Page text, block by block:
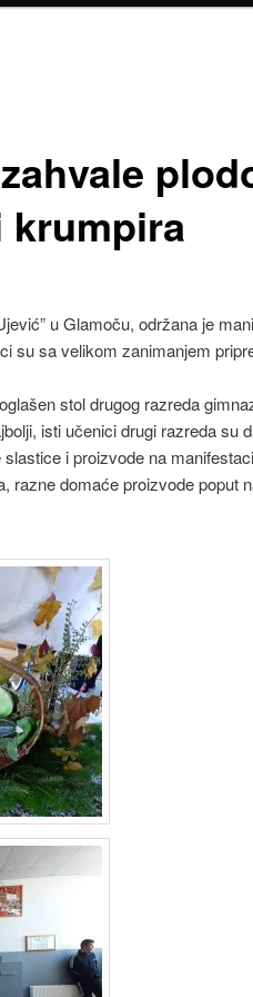
krumpira
u Glamoču, održana je
su sa velikom zanimanjem
stol drugog razreda
isti učenici drugi razreda su
i proizvode na
razne domaće proizvode poput